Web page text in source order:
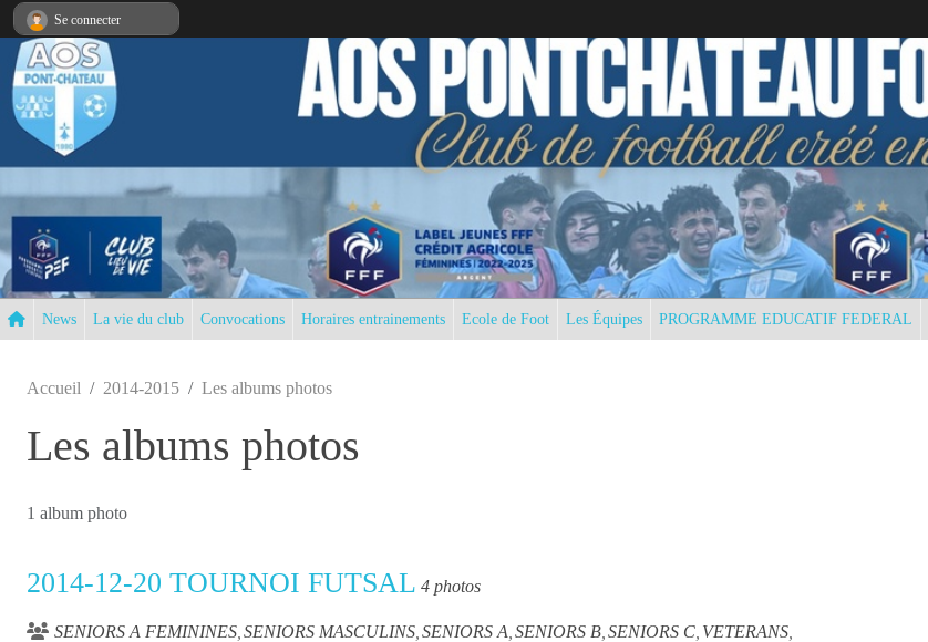
News La vie du club Convocations Horaires entrainements Ecole de Foot Les Équipes PROGRAMME EDUCATIF FEDERAL
Accueil 2014-2015 Les albums photos
Les albums photos
1 album photo
2014-12-20 TOURNOI FUTSAL 4 photos
SENIORS A FEMININES SENIORS MASCULINS SENIORS A SENIORS B SENIORS C VETERANS
Se connecter
Panneau de gestion des cookies